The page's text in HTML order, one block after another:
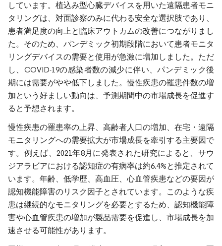
しています。植込み型心臓デバイスを用いた遠隔患者モニ
タリングは、対面診察のみに代わる安全な選択肢であり、
患者満足度の向上と臨床アウトカムの改善につながりまし
た。そのため、パンデミック初期段階において患者モニタ
リングデバイスの需要と使用が急激に増加しました。ただ
し、COVID-19の感染者数の減少に伴い、パンデミック後
期には需要がやや低下しました。慢性疾患の罹患件数の増
加という好ましい動向は、予測期間中の市場成長を促進す
ると予想されます。
慢性疾患の罹患率の上昇、高齢者人口の増加、在宅・遠隔
モニタリングへの需要拡大が市場成長を牽引する主要因で
す。例えば、2021年8月に発表された研究によると、サウ
ジアラビアにおける認知症の有病率は約6.4%と推定されて
います。年齢、低学歴、高血圧、心血管疾患などの要因が
認知機能障害のリスク因子とされています。このような疾
患は継続的なモニタリングを必要とするため、認知機能障
害や心血管疾患の増加が製品需要を促進し、市場成長を加
速させる可能性があります。